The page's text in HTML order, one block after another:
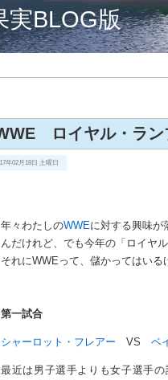
実BLOG版
ロイヤル・ラ
年02月18日 土曜日
年々わたしのWWEに対する興味が
んだけれど、でも今年の「ロイヤ
それにWWEって、儲かってはいる
第一試合
シャーロット・フレアー VS ベ
最近は男子選手よりも女子選手